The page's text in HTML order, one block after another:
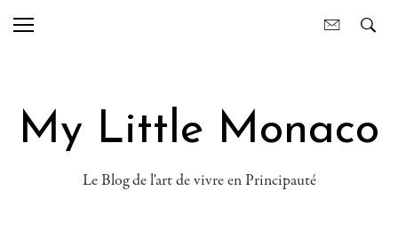
My Little Monaco
Le Blog de l'art de vivre en Principauté